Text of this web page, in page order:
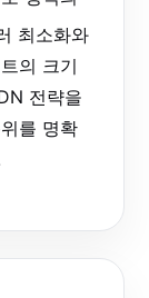
최소화와
의 크기
전략을
를 명확